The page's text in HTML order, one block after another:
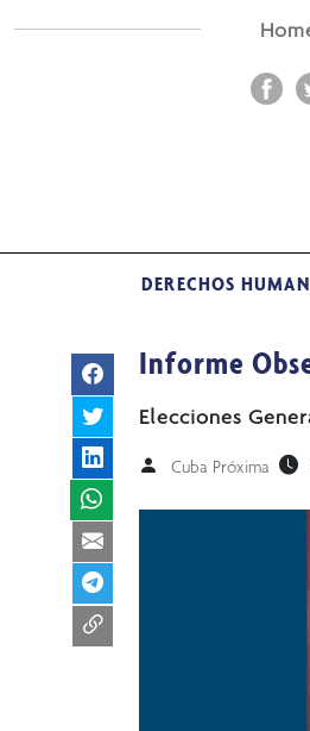
DERECHOS
Informe
Elecciones
Cuba Próxima